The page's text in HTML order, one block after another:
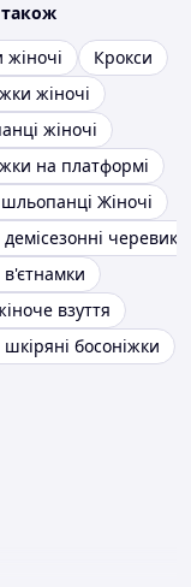
жіночі
Крокси
жіночі
жіночі
на платформі
шльопанці Жіночі
черевики
в'єтнамки
взуття
шкіряні босоніжки